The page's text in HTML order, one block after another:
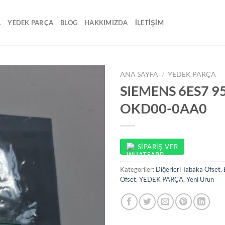
YEDEK PARÇA BLOG HAKKIMIZDA İLETİŞİM
ANA SAYFA / YEDEK PARÇA
SIEMENS 6ES7
OKD00-0AA0
SIPARIŞ VER
Kategoriler: Diğerleri Tabaka Ofset,
Ofset, YEDEK PARÇA, Yeni Ürün